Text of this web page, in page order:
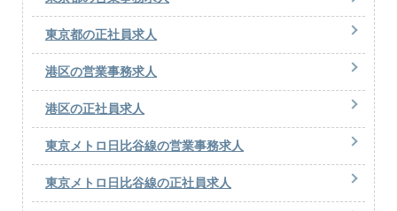
東京都の正社員求人
港区の営業事務求人
港区の正社員求人
東京メトロ日比谷線の営業事務求人
東京メトロ日比谷線の正社員求人